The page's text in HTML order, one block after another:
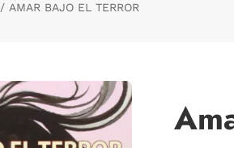
AMAR BAJO EL TERROR